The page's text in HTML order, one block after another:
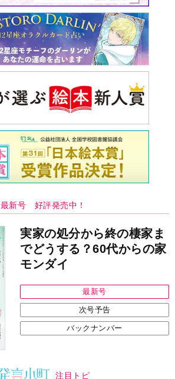
最新号 好評発売中！
実家の処分から終の棲家ま
でどうする？60代からの家
モンダイ
最新号
次号予告
バックナンバー
注目トピ